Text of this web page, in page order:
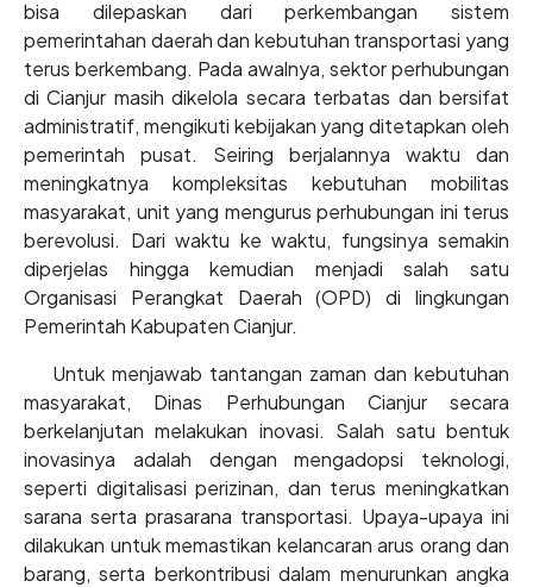
bisa dilepaskan dari perkembangan sistem
pemerintahan daerah dan kebutuhan transportasi yang
terus berkembang. Pada awalnya, sektor perhubungan
di Cianjur masih dikelola secara terbatas dan bersifat
administratif, mengikuti kebijakan yang ditetapkan oleh
pemerintah pusat. Seiring berjalannya waktu dan
meningkatnya kompleksitas kebutuhan mobilitas
masyarakat, unit yang mengurus perhubungan ini terus
berevolusi. Dari waktu ke waktu, fungsinya semakin
diperjelas hingga kemudian menjadi salah satu
Organisasi Perangkat Daerah (OPD) di lingkungan
Pemerintah Kabupaten Cianjur.
Untuk menjawab tantangan zaman dan kebutuhan
masyarakat, Dinas Perhubungan Cianjur secara
berkelanjutan melakukan inovasi. Salah satu bentuk
inovasinya adalah dengan mengadopsi teknologi,
seperti digitalisasi perizinan, dan terus meningkatkan
sarana serta prasarana transportasi. Upaya-upaya ini
dilakukan untuk memastikan kelancaran arus orang dan
barang, serta berkontribusi dalam menurunkan angka